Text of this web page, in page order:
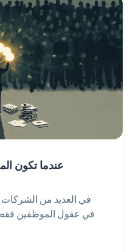
عندما تكون
في العديد من الشركات
في عقول الموظفين